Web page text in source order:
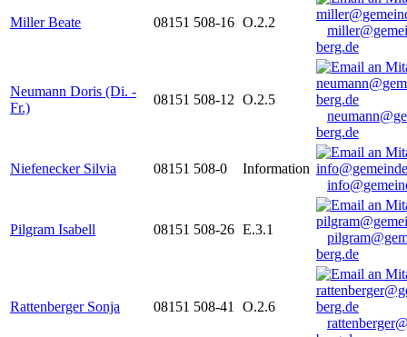
Miller Beate 08151 508-16 O.2.2
berg.de
Neumann Doris (Di. -
Fr.)
08151 508-12 O.2.5
berg.de
Niefenecker Silvia 08151 508-0
Information
Pilgram Isabell 08151 508-26 E.3.1
berg.de
Rattenberger Sonja 08151 508-41
O.2.6